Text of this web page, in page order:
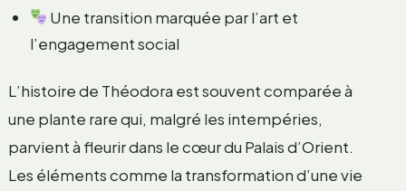
Une transition marquée par l’art et
l’engagement social
L’histoire de Théodora est souvent comparée à
une plante rare qui, malgré les intempéries,
parvient à fleurir dans le cœur du Palais d’Orient.
Les éléments comme la transformation d’une vie